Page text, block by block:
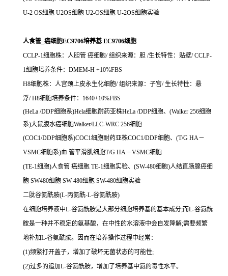
U-2 OS细胞 U2OS细胞 U2-OS细胞 U-2OS细胞实验
人食管_癌细胞EC9706培养基 EC9706细胞
CCLP-1细胞株：人胆管 癌细胞/ 组织来源：胆 /生长特性：贴壁/ CCLP-
1细胞培养条件：DMEM-H +10%FBS
H8细胞株：人宫颈上皮永生化细胞/ 组织来源：子宫/ 生长特性：悬
浮/ H8细胞培养条件：1640+10%FBS
(HeLa /DDP细胞系)Hela细胞耐药亚株HeLa /DDP细胞、(Walker 256细胞
系)大鼠腹水癌细胞Walker/LLC-WRC 256细胞
(COC1/DDP细胞系)COC1细胞耐药亚株COC1/DDP细胞、(T/G HA－
VSMC细胞系)血 管平滑肌细胞T/G HA－VSMC细胞
(TE-1细胞)人食管 癌细胞 TE-1细胞实验、(SW-480细胞)人结直肠腺癌细
胞 SW480细胞 SW 480细胞 SW-480细胞实验
二肽谷氨酰胺(L-丙氨酰-L-谷氨酰胺)
在细胞培养液中L-谷氨酰胺是大部分细胞培养基的基本成分;而L-谷氨酰
胺是一种并不稳定的氨基酸，在中性的水溶液中会自发降解;需要频繁
地补加L-谷氨酰胺。因而在培养操作过程中经常：
(1)频繁打开盖子，增加了破坏无菌状态的可能性;
(2)过多的追加L-谷氨酰胺，增加了培养基中氨的毒性水平。